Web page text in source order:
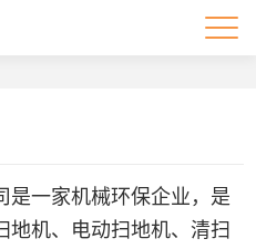
是一家机械环保企业，是
地机、电动扫地机、清扫